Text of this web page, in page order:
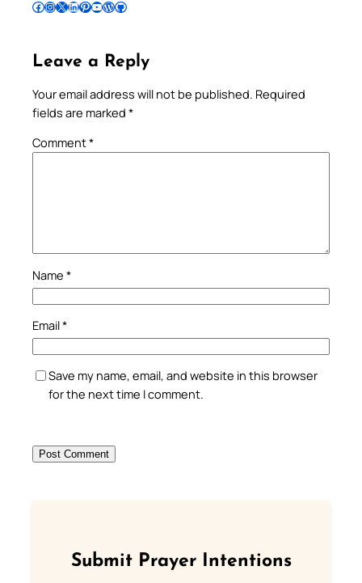
Follow Pradeep on Facebook Follow Pradeep on InstagramFollow Pradeep on X Follow Pradeep on LinkedIn Follow Pradeep on Pinterest Subscribe to Pradeep’s Youtube Channel Follow Pradeep on WordPress Follow Pradeep on GitHub
Leave a Reply
Your email address will not be published. Required
fields are marked *
Comment*
Name *
Email*
Save my name, email, and website in this browser
for the next time I comment.
Submit Prayer Intentions